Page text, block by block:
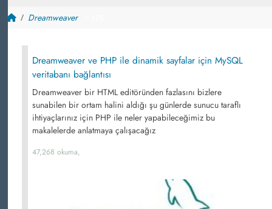
Dreamweaver
Dreamweaver ve PHP ile dinamik sayfalar için MySQL
veritabanı bağlantısı
Dreamweaver bir HTML editöründen fazlasını bizlere
sunabilen bir ortam halini aldığı şu günlerde sunucu taraflı
ihtiyaçlarınız için PHP ile neler yapabileceğimiz bu
makalelerde anlatmaya çalışacağız
47,268 okuma,